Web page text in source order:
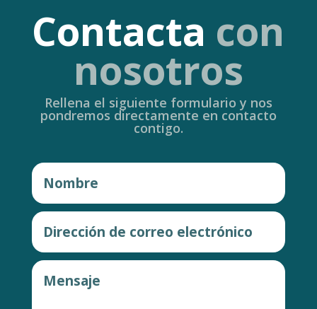
Contacta con
nosotros
Rellena el siguiente formulario y nos
pondremos directamente en contacto
contigo.